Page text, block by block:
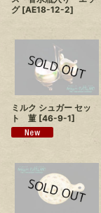
グ [AE18-12-2]
ミルク シュガー セッ
ト 菫 [46-9-1]